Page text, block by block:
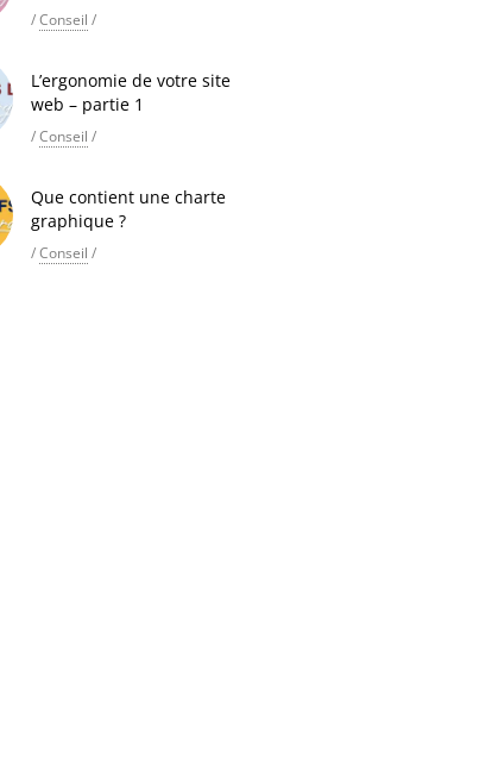
/Conseil /
L’ergonomie de votre site
web – partie 1
/Conseil /
Que contient une charte
graphique ?
/Conseil /